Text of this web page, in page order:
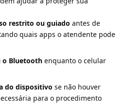
restrito ou guiado antes de
quais apps o atendente pode
o Bluetooth enquanto o celular
do dispositivo se não houver
para o procedimento